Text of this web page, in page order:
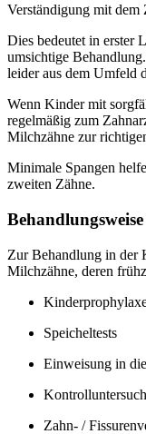
Verständigung mit dem
Dies bedeutet in erster
umsichtige
leider aus dem Umfeld
Wenn Kinder mit
regelmäßig zum
Milchzähne zur
Minimale Spangen
zweiten Zähne.
Zur Behandlung in der
Milchzähne, deren
Speicheltests
Einweisung in
Zahn- /